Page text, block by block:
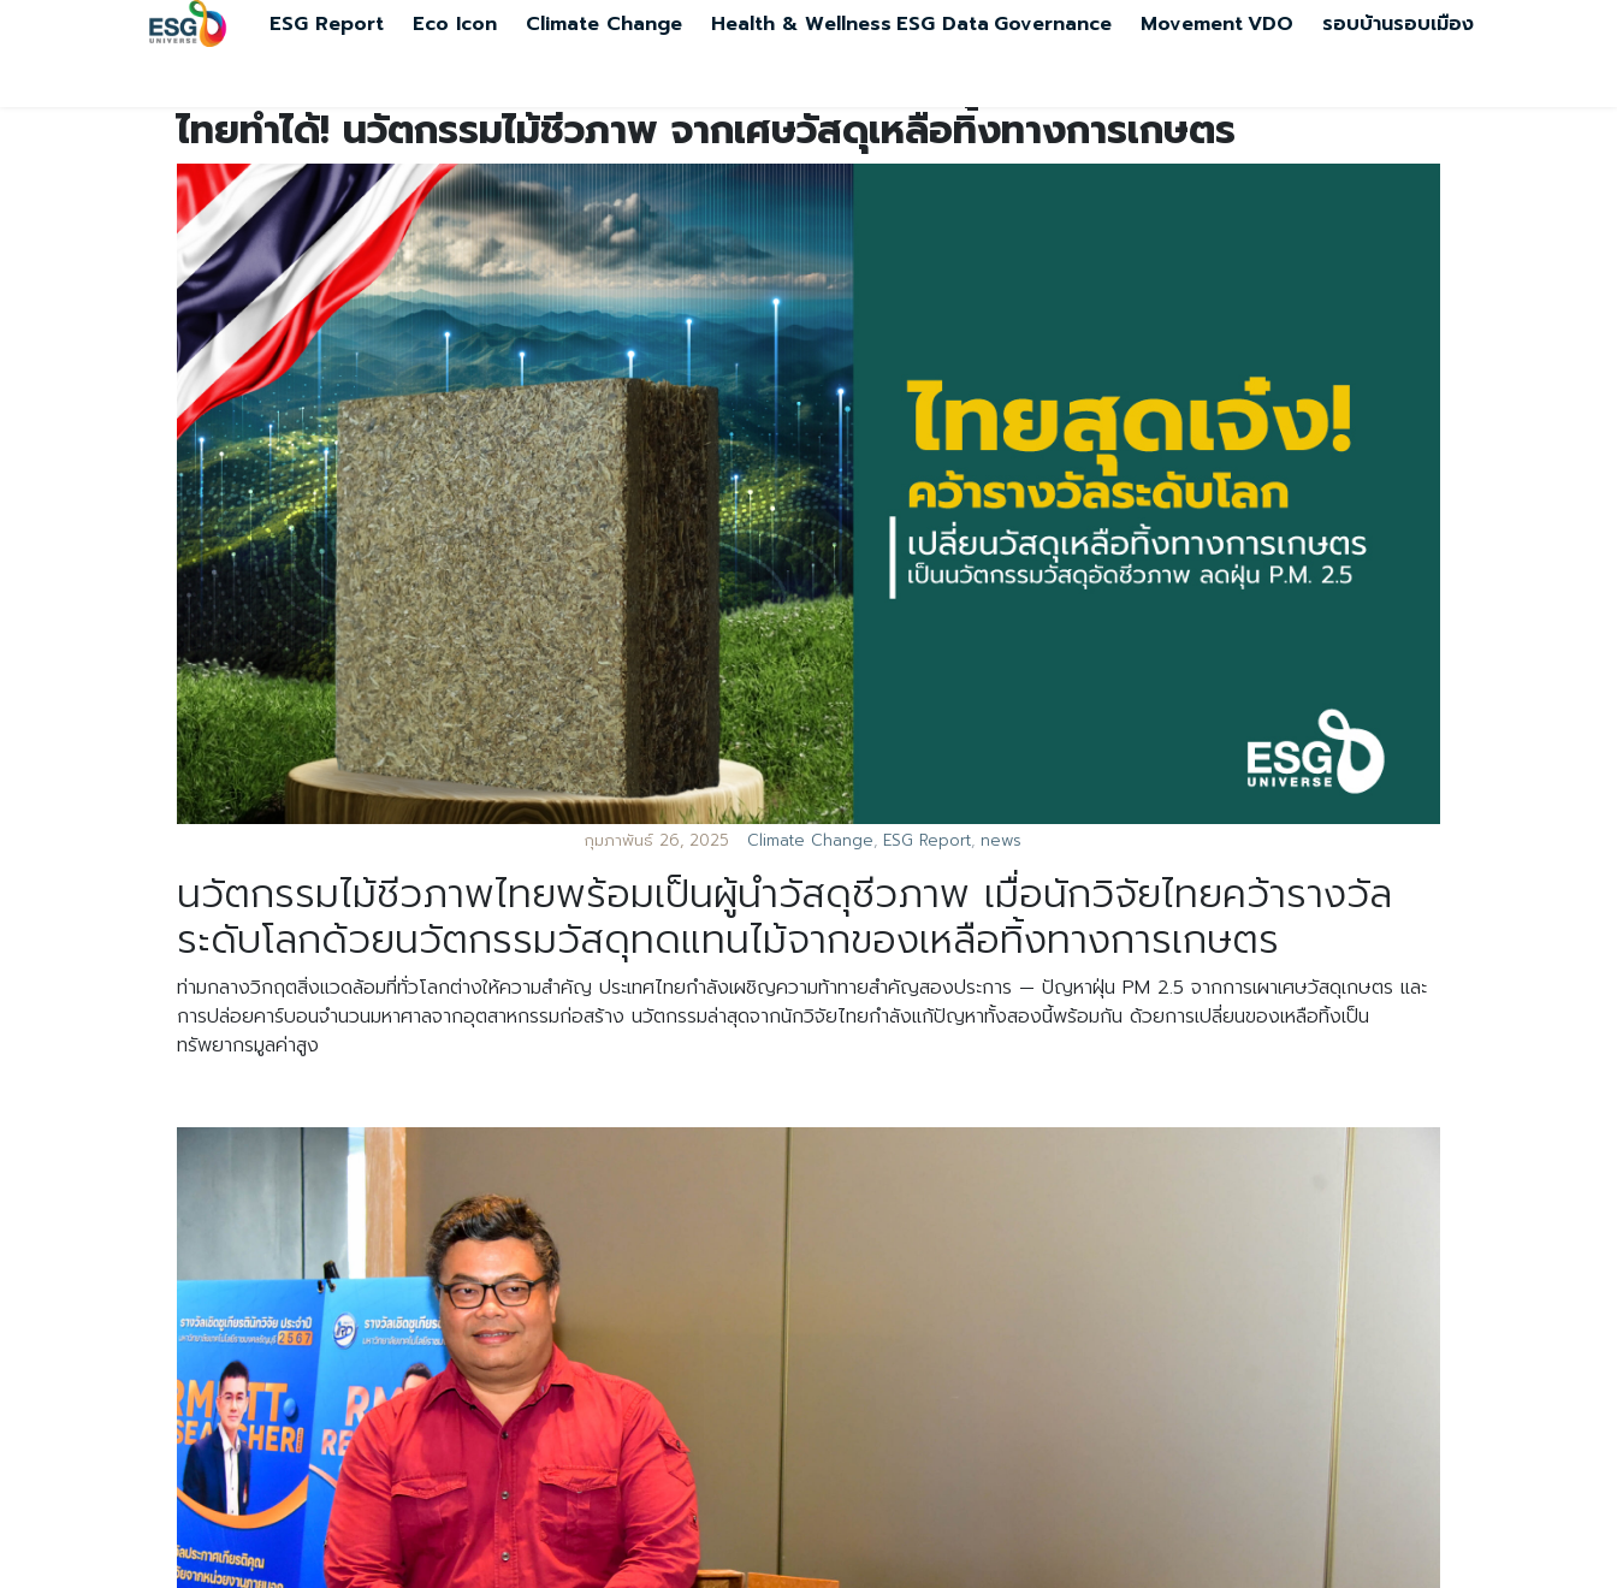
ESG Report Eco Icon Climate Change Health & Wellness ESG Data Governance MovementVDO รอบบ้านรอบเมือง
ไทยทำได้! นวัตกรรมไม้ชีวภาพ จากเศษวัสดุเหลือทิ้งทางการเกษตร
กุมภาพันธ์ 26, 2025 Climate Change, ESG Report, news
นวัตกรรมไม้ชีวภาพไทยพร้อมเป็นผู้นำวัสดุชีวภาพ เมื่อนักวิจัยไทยคว้ารางวัล
ระดับโลกด้วยนวัตกรรมวัสดุทดแทนไม้จากของเหลือทิ้งทางการเกษตร
ท่ามกลางวิกฤตสิ่งแวดล้อมที่ทั่วโลกต่างให้ความสำคัญ ประเทศไทยกำลังเผชิญความท้าทายสำคัญสองประการ — ปัญหาฝุ่น PM 2.5 จากการเผาเศษวัสดุเกษตร และ
การปล่อยคาร์บอนจำนวนมหาศาลจากอุตสาหกรรมก่อสร้าง นวัตกรรมล่าสุดจากนักวิจัยไทยกำลังแก้ปัญหาทั้งสองนี้พร้อมกัน ด้วยการเปลี่ยนของเหลือทิ้งเป็น
ทรัพยากรมูลค่าสูง